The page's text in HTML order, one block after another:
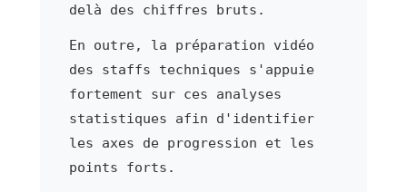
delà des chiffres bruts.
En outre, la préparation vidéo
des staffs techniques s'appuie
fortement sur ces analyses
statistiques afin d'identifier
les axes de progression et les
points forts.